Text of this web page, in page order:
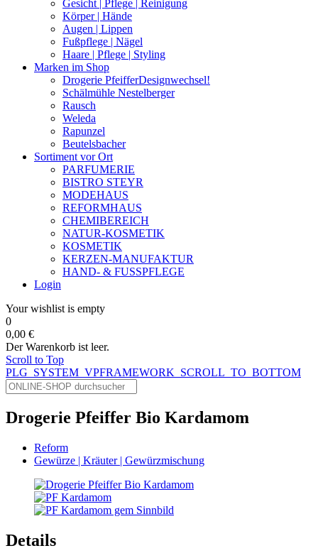
Gesicht | Pflege | Reinigung
Körper | Hände
Augen | Lippen
Fußpflege | Nägel
Haare | Pflege | Styling
Marken im Shop
Drogerie PfeifferDesignwechsel!
Schälmühle Nestelberger
Rausch
Weleda
Rapunzel
Beutelsbacher
Sortiment vor Ort
PARFUMERIE
BISTRO STEYR
MODEHAUS
REFORMHAUS
CHEMIBEREICH
NATUR-KOSMETIK
KOSMETIK
KERZEN-MANUFAKTUR
HAND- & FUSSPFLEGE
Login
Your wishlist is empty
0
0,00 €
Der Warenkorb ist leer.
Scroll to Top
PLG_SYSTEM_VPFRAMEWORK_SCROLL_TO_BOTTOM
Drogerie Pfeiffer Bio Kardamom
Reform
Gewürze | Kräuter | Gewürzmischung
Details